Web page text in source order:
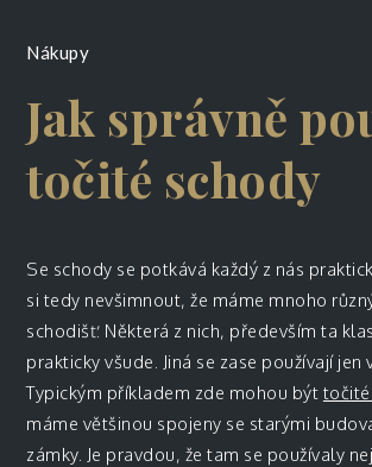
Nákupy
Jak správně
točité schody
Se schody se potkává každý z nás
si tedy nevšimnout, že máme mnoho
schodišť. Některá z nich, především ta
prakticky všude. Jiná se zase používají jen
Typickým příkladem zde mohou být
máme většinou spojeny se starými
zámky. Je pravdou, že tam se používaly